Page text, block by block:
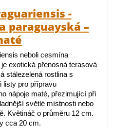
-
paraguayská –
neboli cesmína
exotická přenosná terasová
stálezelená rostlina s
listy pro přípravu
nápoje maté, přezimující při
světlé místnosti nebo
Květináč o průměru 12 cm.
cca 20 cm.